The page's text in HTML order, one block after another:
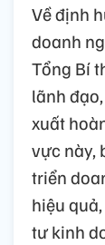
Về định
doanh
Tổng Bí
lãnh
xuất
vực này,
triển
hiệu
tư kinh